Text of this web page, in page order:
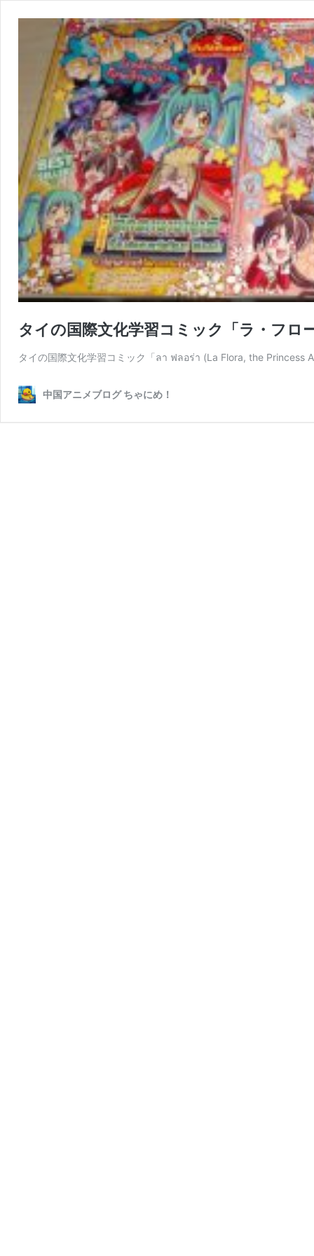
タイの国際文化学習コミック「ラ・フ
タイの国際文化学習コミック「ลา ฟลอร่า (La Flora, the
中国アニメブログ ちゃにめ！